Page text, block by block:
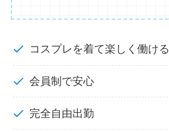
コスプレを着て楽しく働ける
会員制で安心
完全自由出勤